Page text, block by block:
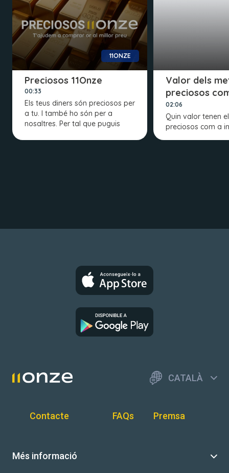
11ONZE
Preciosos 11Onze
00:33
Els teus diners són preciosos per
a tu. I també ho són per a
nosaltres. Per tal que puguis
Valor dels
preciosos
inversió
02:06
Quin valor tenen
preciosos com a
CATALÀ
Contacte FAQs Premsa
Més informació